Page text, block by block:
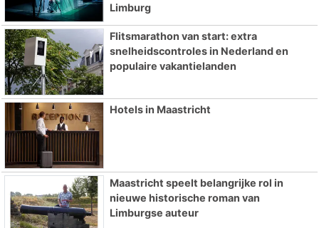
Limburg
Flitsmarathon van start: extra
snelheidscontroles in Nederland en
populaire vakantielanden
Hotels in Maastricht
Maastricht speelt belangrijke rol in
nieuwe historische roman van
Limburgse auteur